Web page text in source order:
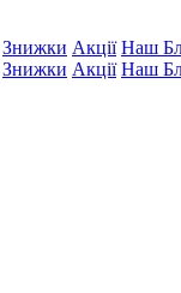
Знижки Акції Наш
Знижки Акції Наш